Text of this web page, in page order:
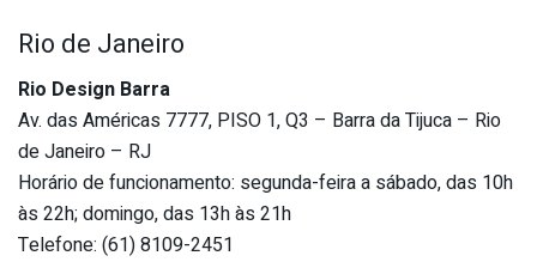
Rio de Janeiro
Rio Design Barra
Av. das Américas 7777, PISO 1, Q3 – Barra da Tijuca – Rio
de Janeiro – RJ
Horário de funcionamento: segunda-feira a sábado, das 10h
às 22h; domingo, das 13h às 21h
Telefone: (61) 8109-2451